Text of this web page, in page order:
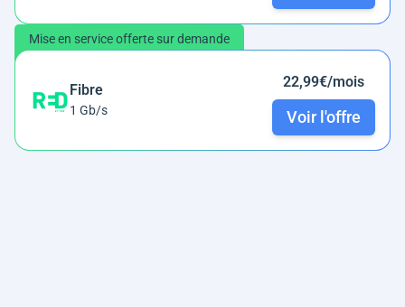
Mise en service offerte sur demande
Fibre
1 Gb/s
22,99€/mois
Voir l'offre